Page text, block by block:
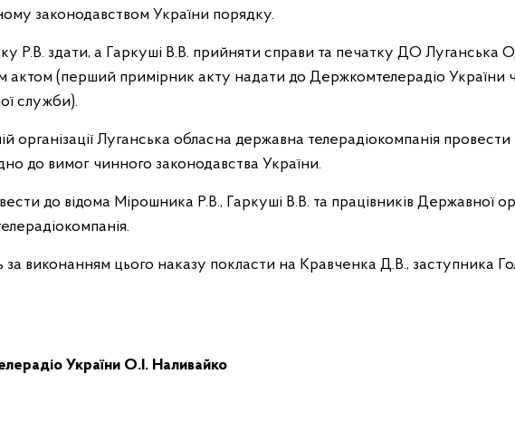
законодавством України порядку.
Р.В. здати, а Гаркуші В.В. прийняти справи та печатку ДО
актом (перший примірник акту надати до Держкомтелерадіо України
служби).
організації Луганська обласна державна телерадіокомпанія
до вимог чинного законодавства України.
до відома Мірошника Р.В., Гаркуші В.В. та працівників Державної
за виконанням цього наказу покласти на Кравченка Д.В., заступника
України О.І. Наливайко